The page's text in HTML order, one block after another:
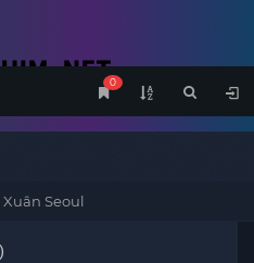
0
Xuân Seoul
)